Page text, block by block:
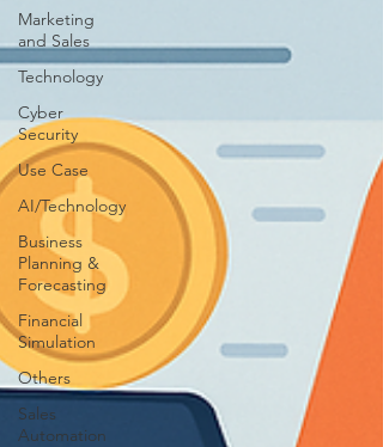
Marketing
and Sales
Technology
Cyber
Security
Use Case
AI/Technology
Business
Planning &
Forecasting
Financial
Simulation
Others
Sales
Automation